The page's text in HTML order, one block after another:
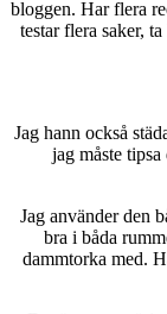
bloggen. Har flera
testar flera saker,
Jag hann också
jag måste
Jag använder den
bra i båda
dammtorka med.